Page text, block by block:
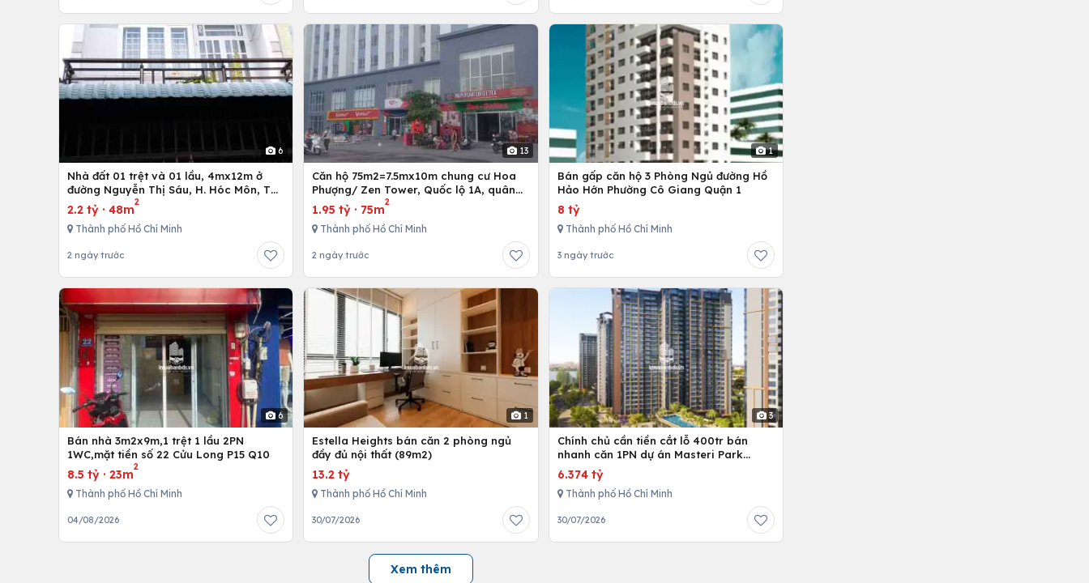
6
Nhà đất 01 trệt và 01 lầu, 4mx12m ở
đường Nguyễn Thị Sáu, H. Hóc Môn, Tp.
Hồ Chí Minh
2.2 tỷ · 48m
2
Thành phố Hồ Chí Minh
2 ngày trước
13
Căn hộ 75m2=7.5mx10m chung cư Hoa
Phượng/ Zen Tower, Quốc lộ 1A, quân
12,Tp. Hồ Chí Minh, Việt Nam
1.95 tỷ · 75m
2
Thành phố Hồ Chí Minh
2 ngày trước
1
Bán gấp căn hộ 3 Phòng Ngủ đường Hồ
Hảo Hớn Phường Cô Giang Quận 1
8 tỷ
Thành phố Hồ Chí Minh
3 ngày trước
6
Bán nhà 3m2x9m,1 trệt 1 lầu 2PN
1WC,mặt tiền số 22 Cửu Long P15 Q10
8.5 tỷ · 23m
2
Thành phố Hồ Chí Minh
04/08/2026
1
Estella Heights bán căn 2 phòng ngủ
đầy đủ nội thất (89m2)
13.2 tỷ
Thành phố Hồ Chí Minh
30/07/2026
3
Chính chủ cần tiền cắt lỗ 400tr bán
nhanh căn 1PN dự án Masteri Park
Place
6.374 tỷ
Thành phố Hồ Chí Minh
30/07/2026
Xem thêm